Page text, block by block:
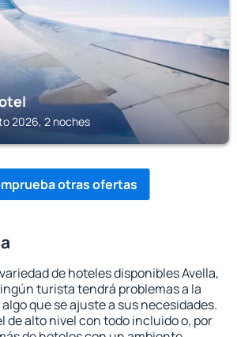
2026, 2 noches
otras ofertas
de hoteles disponibles Avella,
turista tendrá problemas a la
que se ajuste a sus necesidades.
de alto nivel con todo incluido o, por